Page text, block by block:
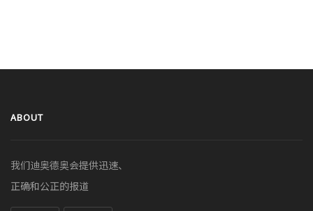
ABOUT
我们迪奥德奥会提供迅速、
正确和公正的报道